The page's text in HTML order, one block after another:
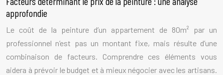
approfondie
Le coût de la peinture d’un appartement de 80m² par un
professionnel n’est pas un montant fixe, mais résulte d’une
combinaison de facteurs. Comprendre ces éléments vous
aidera à prévoir le budget et à mieux négocier avec les artisans.